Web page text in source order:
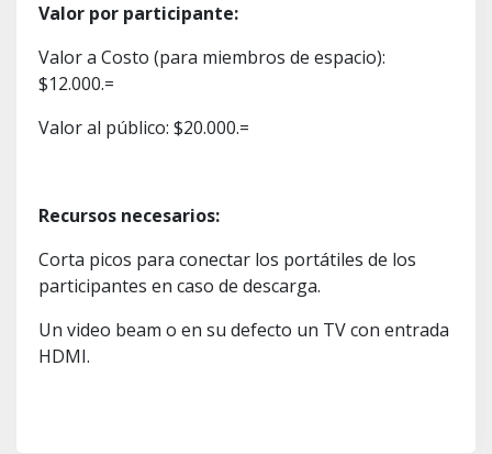
Valor por participante:
Valor a Costo (para miembros de espacio):
$12.000.=
Valor al público: $20.000.=
Recursos necesarios:
Corta picos para conectar los portátiles de los
participantes en caso de descarga.
Un video beam o en su defecto un TV con entrada
HDMI.